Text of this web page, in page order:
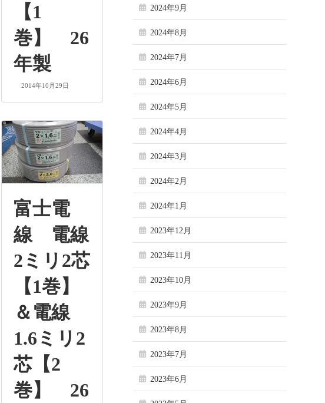
【1
巻】 26
年製
2014年10月29日
富士電
線 電線
2ミリ2芯
【1巻】
＆電線
1.6ミリ2
芯【2
巻】 26
2024年9月
2024年8月
2024年7月
2024年6月
2024年5月
2024年4月
2024年3月
2024年2月
2024年1月
2023年12月
2023年11月
2023年10月
2023年9月
2023年8月
2023年7月
2023年6月